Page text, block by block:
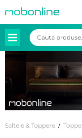
Products
search
Saltele & Toppere /